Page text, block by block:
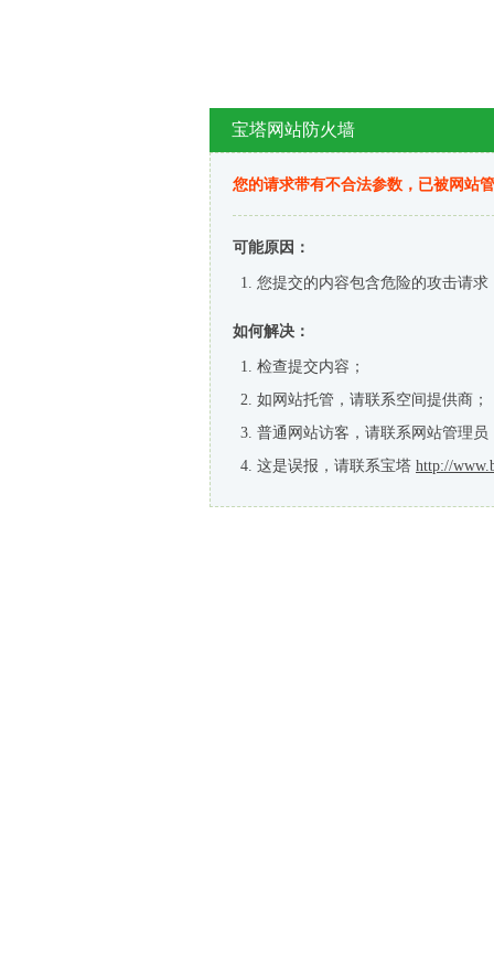
宝塔网站防火墙
您的请求带有不合法参数，已被网站
可能原因：
您提交的内容包含危险的攻击请求
如何解决：
检查提交内容；
如网站托管，请联系空间提供商；
普通网站访客，请联系网站管理员
这是误报，请联系宝塔 http://